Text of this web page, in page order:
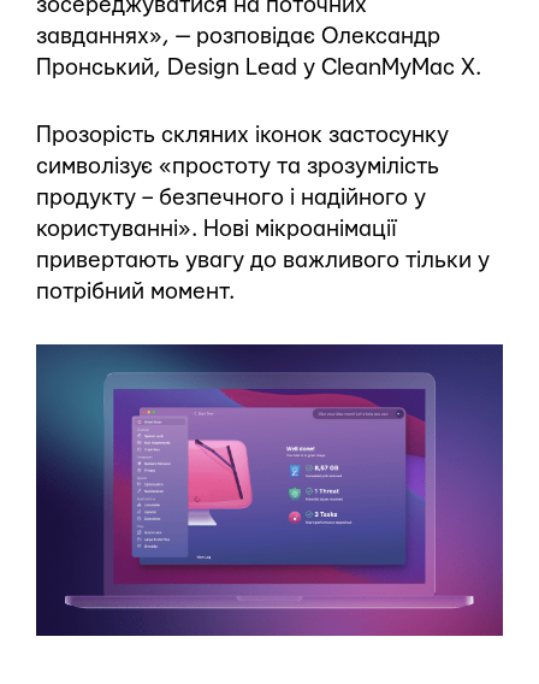
зосереджуватися на поточних
завданнях», — розповідає Олександр
Пронський, Design Lead у CleanMyMac X.
Прозорість скляних іконок застосунку
символізує «простоту та зрозумілість
продукту – безпечного і надійного у
користуванні». Нові мікроанімації
привертають увагу до важливого тільки у
потрібний момент.